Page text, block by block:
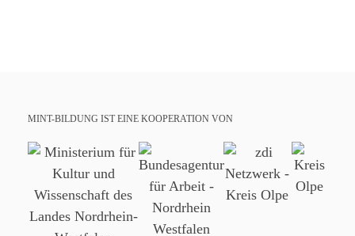
MINT-BILDUNG IST EINE KOOPERATION VON